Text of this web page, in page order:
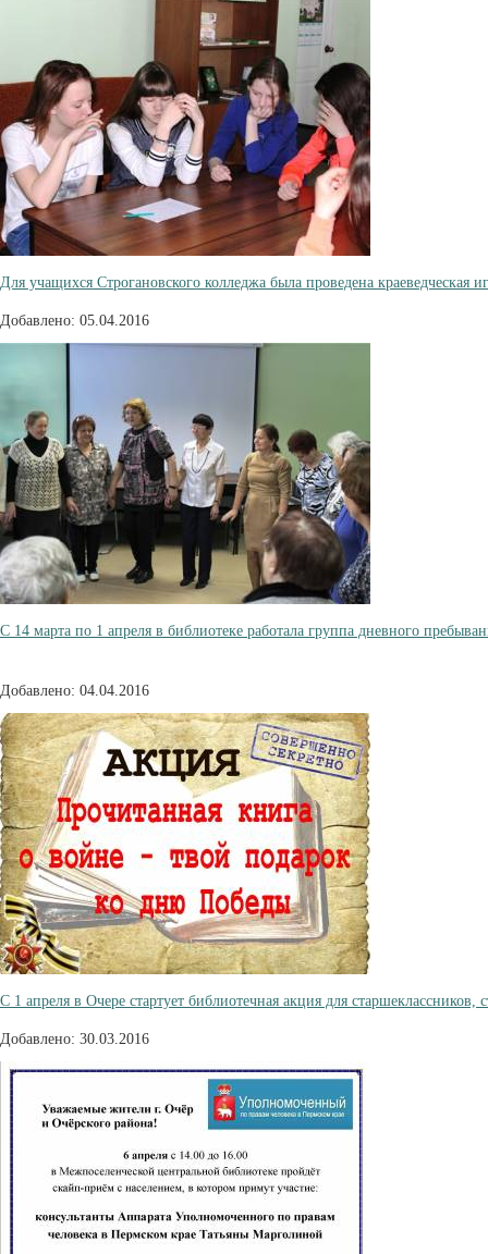
Для учащихся Строгановского колледжа была проведена краеведческая
Добавлено: 05.04.2016
С 14 марта по 1 апреля в библиотеке работала группа дневного
Добавлено: 04.04.2016
С 1 апреля в Очере стартует библиотечная акция для старшеклассников,
Добавлено: 30.03.2016